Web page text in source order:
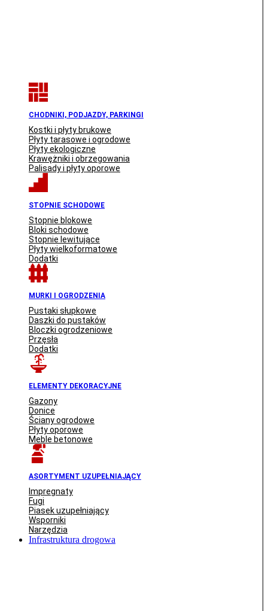
CHODNIKI, PODJAZDY, PARKINGI
Kostki i płyty brukowe
Płyty tarasowe i ogrodowe
Płyty ekologiczne
Krawężniki i obrzegowania
Palisady i płyty oporowe
STOPNIE SCHODOWE
Stopnie blokowe
Bloki schodowe
Stopnie lewitujące
Płyty wielkoformatowe
Dodatki
MURKI I OGRODZENIA
Pustaki słupkowe
Daszki do pustaków
Bloczki ogrodzeniowe
Przęsła
Dodatki
ELEMENTY DEKORACYJNE
Gazony
Donice
Ściany ogrodowe
Płyty oporowe
Meble betonowe
ASORTYMENT UZUPEŁNIAJĄCY
Impregnaty
Fugi
Piasek uzupełniający
Wsporniki
Narzędzia
Infrastruktura drogowa